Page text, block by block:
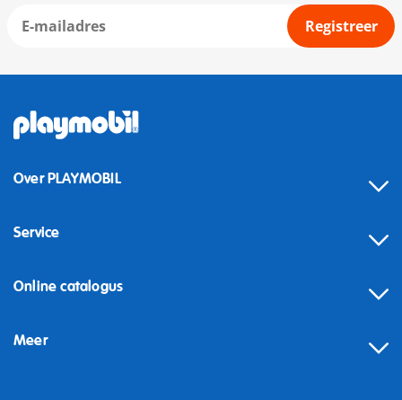
Registreer
Over PLAYMOBIL
Service
Online catalogus
Meer